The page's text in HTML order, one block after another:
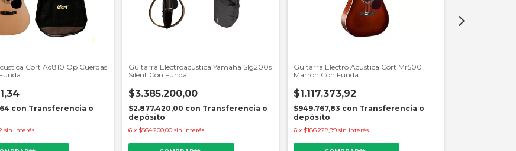
Cort Ad810 Op Cuerdas
con Transferencia o
sin interés
Guitarra Electroacustica Yamaha Slg200s
Silent Con Funda
$3.385.200,00
$2.877.420,00 con Transferencia o
depósito
6 x $564.200,00 sin interés
Guitarra Electro Acustica Cort Mr500
Marron Con Funda
$1.117.373,92
$949.767,83 con Transferencia o
depósito
6 x $186.228,99 sin interés